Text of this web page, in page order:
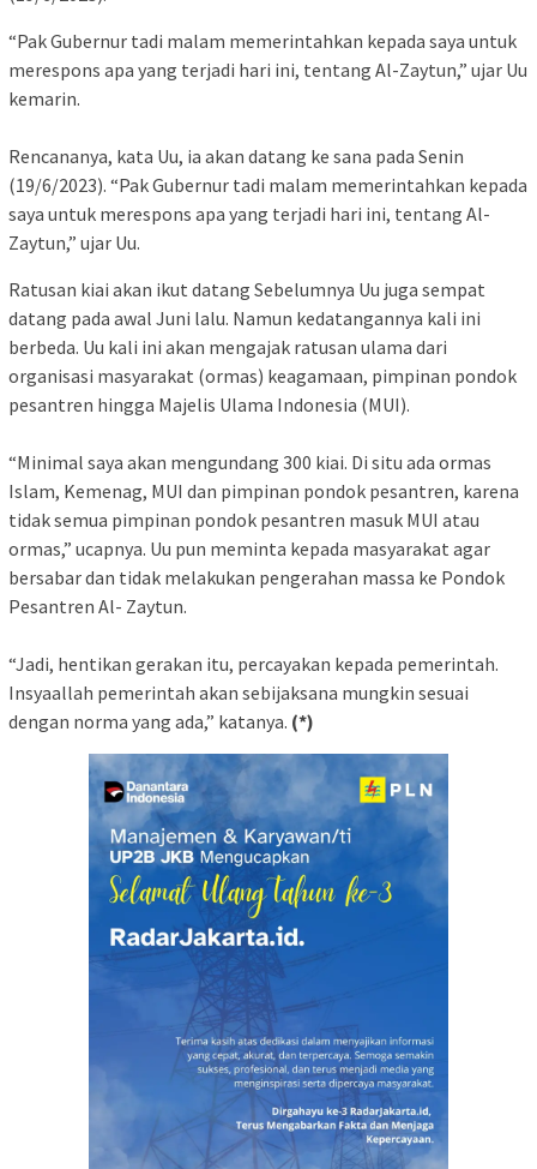
“Pak Gubernur tadi malam memerintahkan kepada saya untuk
merespons apa yang terjadi hari ini, tentang Al-Zaytun,” ujar Uu
kemarin.
Rencananya, kata Uu, ia akan datang ke sana pada Senin
(19/6/2023). “Pak Gubernur tadi malam memerintahkan kepada
saya untuk merespons apa yang terjadi hari ini, tentang Al-
Zaytun,” ujar Uu.
Ratusan kiai akan ikut datang Sebelumnya Uu juga sempat
datang pada awal Juni lalu. Namun kedatangannya kali ini
berbeda. Uu kali ini akan mengajak ratusan ulama dari
organisasi masyarakat (ormas) keagamaan, pimpinan pondok
pesantren hingga Majelis Ulama Indonesia (MUI).
“Minimal saya akan mengundang 300 kiai. Di situ ada ormas
Islam, Kemenag, MUI dan pimpinan pondok pesantren, karena
tidak semua pimpinan pondok pesantren masuk MUI atau
ormas,” ucapnya. Uu pun meminta kepada masyarakat agar
bersabar dan tidak melakukan pengerahan massa ke Pondok
Pesantren Al- Zaytun.
“Jadi, hentikan gerakan itu, percayakan kepada pemerintah.
Insyaallah pemerintah akan sebijaksana mungkin sesuai
dengan norma yang ada,” katanya. (*)